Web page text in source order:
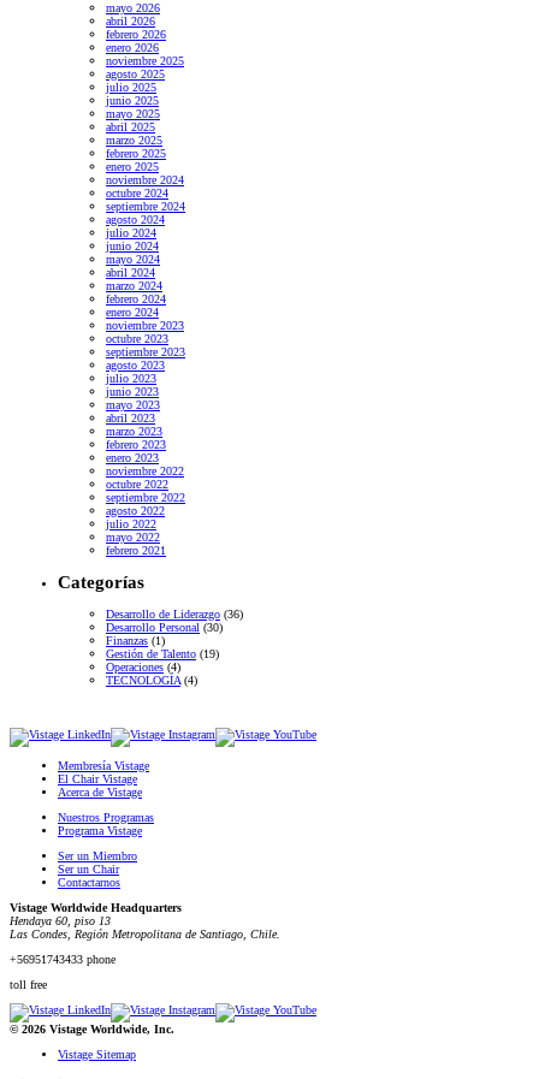
mayo 2026
abril 2026
febrero 2026
enero 2026
noviembre 2025
agosto 2025
julio 2025
junio 2025
mayo 2025
abril 2025
marzo 2025
febrero 2025
enero 2025
noviembre 2024
octubre 2024
septiembre 2024
agosto 2024
julio 2024
junio 2024
mayo 2024
abril 2024
marzo 2024
febrero 2024
enero 2024
noviembre 2023
octubre 2023
septiembre 2023
agosto 2023
julio 2023
junio 2023
mayo 2023
abril 2023
marzo 2023
febrero 2023
enero 2023
noviembre 2022
octubre 2022
septiembre 2022
agosto 2022
julio 2022
mayo 2022
febrero 2021
Categorías
Desarrollo de Liderazgo (36)
Desarrollo Personal (30)
Finanzas (1)
Gestión de Talento (19)
Operaciones (4)
TECNOLOGÍA (4)
Membresía Vistage
El Chair Vistage
Acerca de Vistage
Nuestros Programas
Programa Vistage
Ser un Miembro
Ser un Chair
Contactarnos
Vistage Worldwide Headquarters
Hendaya 60, piso 13
Las Condes, Región Metropolitana de Santiago, Chile.
+56951743433 phone
toll free
© 2026 Vistage Worldwide, Inc.
Vistage Sitemap